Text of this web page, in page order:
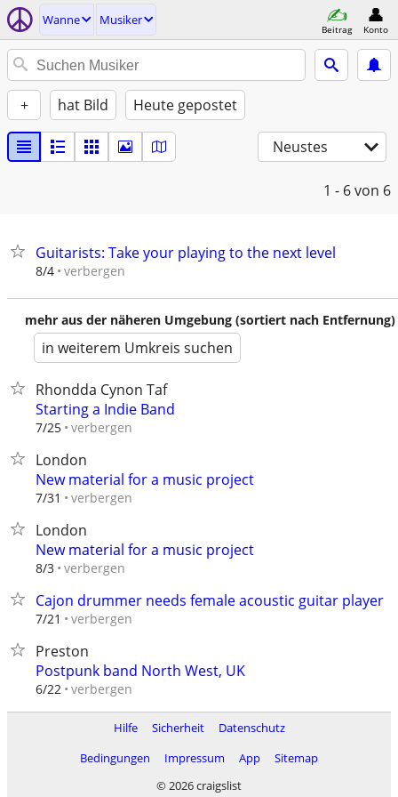
Wanne Musiker
Beitrag Konto
+ hat Bild Heute gepostet
Neustes
1 - 6von 6
Guitarists: Take your playing to the next level
8/4 verbergen
mehr aus der näheren Umgebung (sortiert nach Entfernung)
in weiterem Umkreis suchen
Rhondda Cynon Taf
Starting a Indie Band
7/25 verbergen
London
New material for a music project
7/31 verbergen
London
New material for a music project
8/3 verbergen
Cajon drummer needs female acoustic guitar player
7/21 verbergen
Preston
Postpunk band North West, UK
6/22 verbergen
Hilfe Sicherheit
Datenschutz
Bedingungen
Impressum App
Sitemap
© 2026 craigslist